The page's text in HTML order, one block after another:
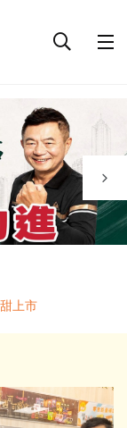
上市